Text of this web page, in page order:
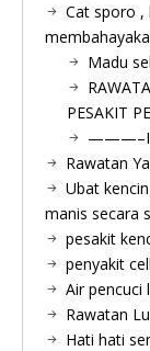
Cat sporo ,
Madu
PESAKIT
Rawatan
Ubat
manis secara
pesakit
penyakit
Air pencuci
Rawatan
Hati hati